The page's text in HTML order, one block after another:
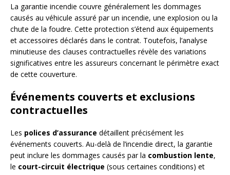
La garantie incendie couvre généralement les dommages
causés au véhicule assuré par un incendie, une explosion ou la
chute de la foudre. Cette protection s’étend aux équipements
et accessoires déclarés dans le contrat. Toutefois, l’analyse
minutieuse des clauses contractuelles révèle des variations
significatives entre les assureurs concernant le périmètre exact
de cette couverture.
Événements couverts et exclusions
contractuelles
Les polices d’assurance détaillent précisément les
événements couverts. Au-delà de l’incendie direct, la garantie
peut inclure les dommages causés par la combustion lente,
le court-circuit électrique (sous certaines conditions) et